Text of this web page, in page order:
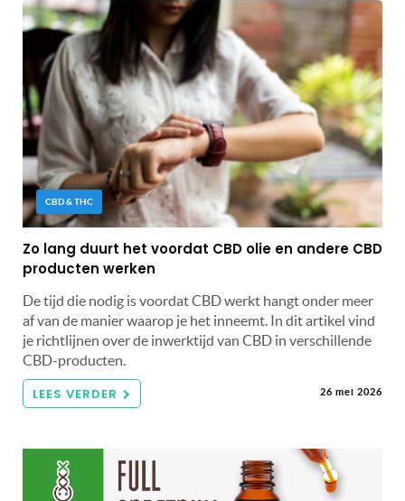
CBD & THC
Zo lang duurt het voordat CBD olie en andere CBD
producten werken
De tijd die nodig is voordat CBD werkt hangt onder meer
af van de manier waarop je het inneemt. In dit artikel vind
je richtlijnen over de inwerktijd van CBD in verschillende
CBD-producten.
LEES VERDER 26 mei 2026